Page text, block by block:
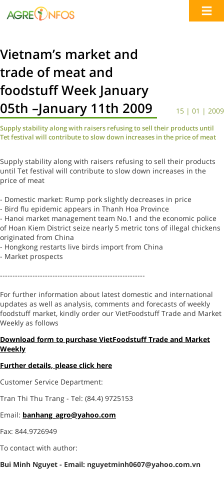
Vietnam’s market and
trade of meat and
foodstuff Week January
05th –January 11th 2009
15 | 01 | 2009
Supply stability along with raisers refusing to sell their products until
Tet festival will contribute to slow down increases in the price of meat
Supply stability along with raisers refusing to sell their products
until Tet festival will contribute to slow down increases in the
price of meat
- Domestic market: Rump pork slightly decreases in price
- Bird flu epidemic appears in Thanh Hoa Province
- Hanoi market management team No.1 and the economic police
of Hoan Kiem District seize nearly 5 metric tons of illegal chickens
originated from China
- Hongkong restarts live birds import from China
- Market prospects
----------------------------------------------------------
For further information about latest domestic and international
updates as well as analysis, comments and forecasts of weekly
foodstuff market, kindly order our VietFoodstuff Trade and Market
Weekly as follows
Download form to purchase VietFoodstuff Trade and Market
Weekly
Further details, please click here
Customer Service Department:
Tran Thi Thu Trang - Tel: (84.4) 9725153
Email: banhang_agro@yahoo.com
Fax: 844.9726949
To contact with author:
Bui Minh Nguyet - Email: nguyetminh0607@yahoo.com.vn